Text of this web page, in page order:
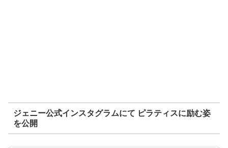
ジェニー公式インスタグラムにて ピラティスに励む姿
を公開